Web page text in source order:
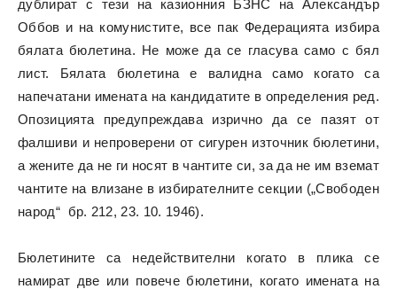
дублират с тези на казионния БЗНС на Александър
Оббов и на комунистите, все пак Федерацията избира
бялата бюлетина. Не може да се гласува само с бял
лист. Бялата бюлетина е валидна само когато са
напечатани имената на кандидатите в определения ред.
Опозицията предупреждава изрично да се пазят от
фалшиви и непроверени от сигурен източник бюлетини,
а жените да не ги носят в чантите си, за да не им вземат
чантите на влизане в избирателните секции („Свободен
народ“ бр. 212, 23. 10. 1946).
Бюлетините са недействителни когато в плика се
намират две или повече бюлетини, когато имената на